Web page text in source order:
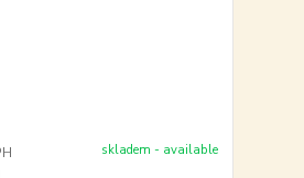
skladem - available